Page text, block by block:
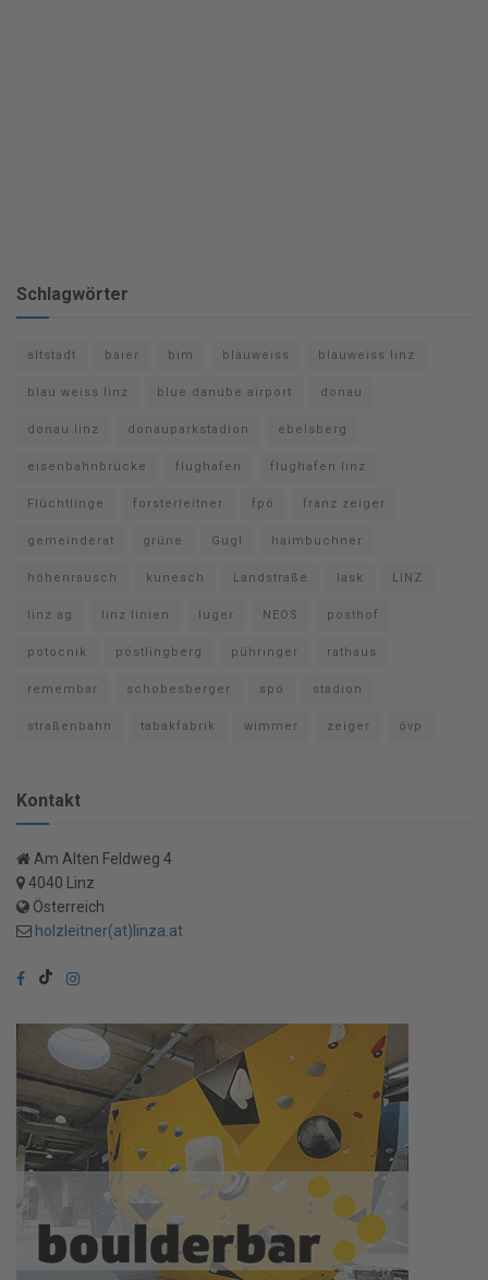
Schlagwörter
altstadt baier bim blauweiss blauweiss linz
blau weiss linz blue danube airport donau
donau linz donauparkstadion ebelsberg
eisenbahnbrücke flughafen flughafen linz
Flüchtlinge forsterleitner fpö franz zeiger
gemeinderat grüne Gugl haimbuchner
höhenrausch kunesch Landstraße lask LINZ
linz ag linz linien luger NEOS posthof
potocnik pöstlingberg pühringer rathaus
remembar schobesberger spö stadion
straßenbahn tabakfabrik wimmer zeiger övp
Kontakt
Am Alten Feldweg 4
4040 Linz
Österreich
holzleitner(at)linza.at